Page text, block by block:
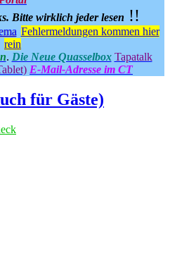
Bitte wirklich jeder lesen !!
Fehlermeldungen kommen hier
rein
. Die Neue Quasselbox Tapatalk
E-Mail-Adresse im CT
für Gäste)